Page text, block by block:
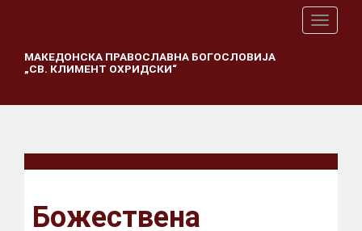
T
o
e
v
i
МАКЕДОНСКА ПРАВОСЛАВНА БОГОСЛОВИЈА
„СВ. КЛИМЕНТ ОХРИДСКИ“
Божествена